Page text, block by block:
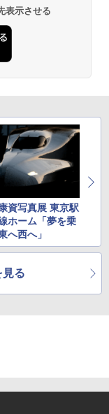
表示させる
資写真展 東京駅
ホーム「夢を乗
へ西へ」
見る